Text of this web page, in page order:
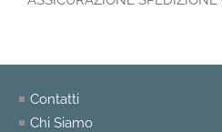
Contatti
Chi Siamo